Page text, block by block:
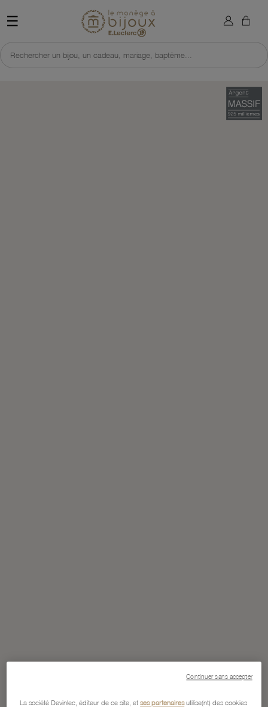
☰ Retour à l'accueil du site
Rechercher un bijou, un cadeau, mariage, baptême...
×
La société Devinlec, éditeur de ce site, etses partenairesutilise(nt) des cookies
Continuer sans accepter